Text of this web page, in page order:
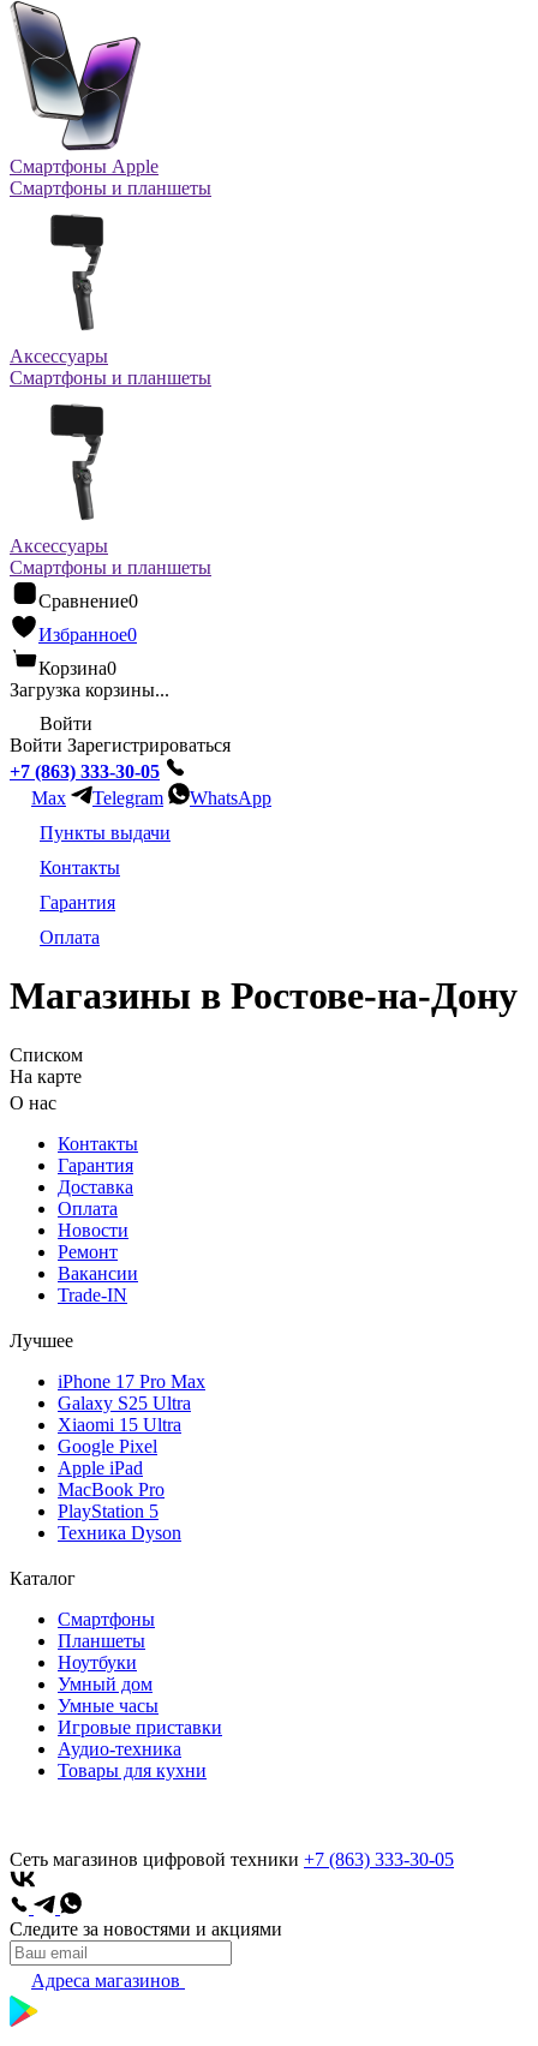
Смартфоны Apple
Смартфоны и планшеты
Аксессуары
Смартфоны и планшеты
Аксессуары
Смартфоны и планшеты
Сравнение0
Избранное0
Корзина0
Загрузка корзины...
Войти
Войти Зарегистрироваться
+7 (863) 333-30-05
Max
Telegram
WhatsApp
Пункты выдачи
Контакты
Гарантия
Оплата
Магазины в Ростове-на-Дону
Списком
На карте
О нас
Контакты
Гарантия
Доставка
Оплата
Новости
Ремонт
Вакансии
Trade-IN
Лучшее
iPhone 17 Pro Max
Galaxy S25 Ultra
Xiaomi 15 Ultra
Google Pixel
Apple iPad
MacBook Pro
PlayStation 5
Техника Dyson
Каталог
Смартфоны
Планшеты
Ноутбуки
Умный дом
Умные часы
Игровые приставки
Аудио-техника
Товары для кухни
Сеть магазинов цифровой техники +7 (863) 333-30-05
Следите за новостями и акциями
Адреса магазинов